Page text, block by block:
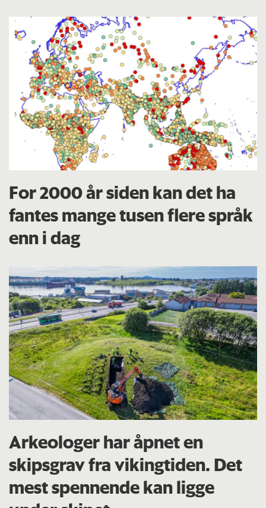
For 2000 år siden kan det ha
fantes mange tusen flere språk
enn i dag
Arkeologer har åpnet en
skipsgrav fra vikingtiden. Det
mest spennende kan ligge